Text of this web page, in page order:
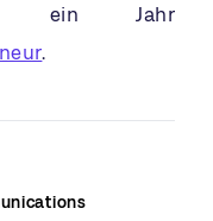
ein Jahr
.